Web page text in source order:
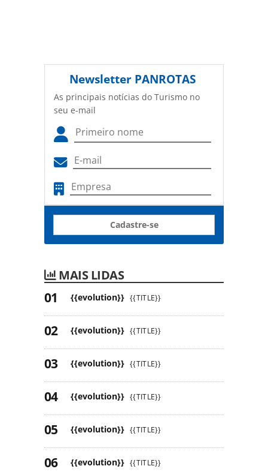
Newsletter PANROTAS
As principais notícias do Turismo no
seu e-mail
Cadastre-se
MAIS LIDAS
{{evolution}} {{TITLE}}
{{evolution}} {{TITLE}}
{{evolution}} {{TITLE}}
{{evolution}} {{TITLE}}
{{evolution}} {{TITLE}}
{{evolution}} {{TITLE}}